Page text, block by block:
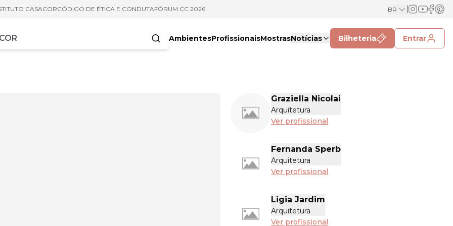
CASACORCÓDIGO DE ÉTICA E CONDUTAFÓRUM CC 2026 BR
AmbientesProfissionaisMostrasNotícias Bilheteria Entrar
Graziella Nicolai
Arquitetura
Ver profissional
Fernanda Sperb
Arquitetura
Ver profissional
Ligia Jardim
Arquitetura
Ver profissional